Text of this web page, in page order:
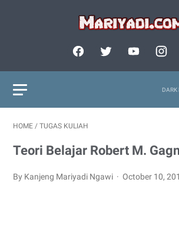
HOME / TUGAS KULIAH
Teori Belajar Robert M.
By Kanjeng Mariyadi Ngawi October 10,